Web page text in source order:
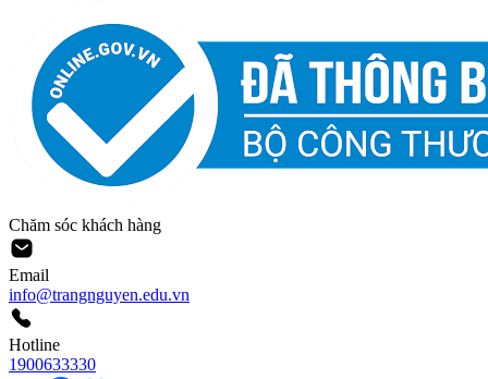
Chăm sóc khách hàng
Email
info@trangnguyen.edu.vn
Hotline
1900633330